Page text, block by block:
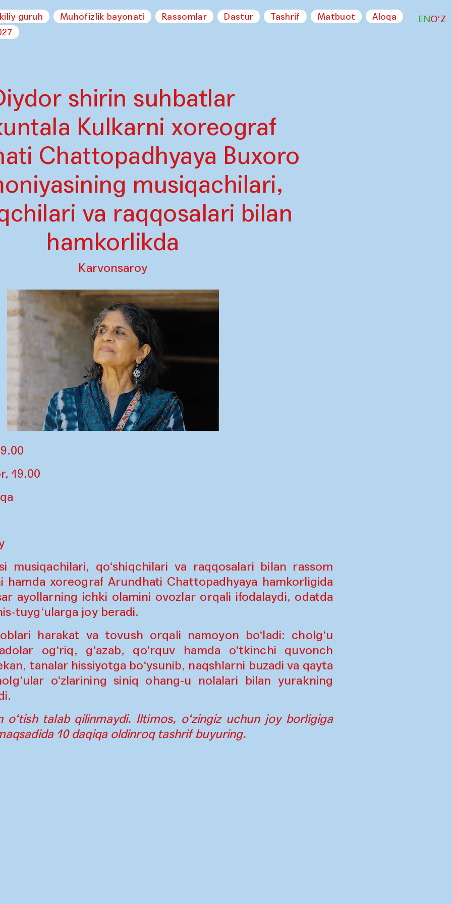
guruh Muhofizlik bayonati Rassomlar Dastur Tashrif Matbuot
Aloqa
ENO‘Z
shirin suhbatlar
Kulkarni xoreograf
Chattopadhyaya Buxoro
musiqachilari,
va raqqosalari bilan
hamkorlikda
Karvonsaroy
19.00
musiqachilari, qo‘shiqchilari va raqqosalari bilan rassom
hamda xoreograf Arundhati Chattopadhyaya hamkorligida
ayollarning ichki olamini ovozlar orqali ifodalaydi, odatda
tuyg‘ularga joy beradi.
harakat va tovush orqali namoyon bo‘ladi: cholg‘u
og‘riq, g‘azab, qo‘rquv hamda o‘tkinchi quvonch
tanalar hissiyotga bo‘ysunib, naqshlarni buzadi va qayta
o‘zlarining siniq ohang-u nolalari bilan yurakning
o‘tish talab qilinmaydi. Iltimos, o‘zingiz uchun joy borligiga
10 daqiqa oldinroq tashrif buyuring.